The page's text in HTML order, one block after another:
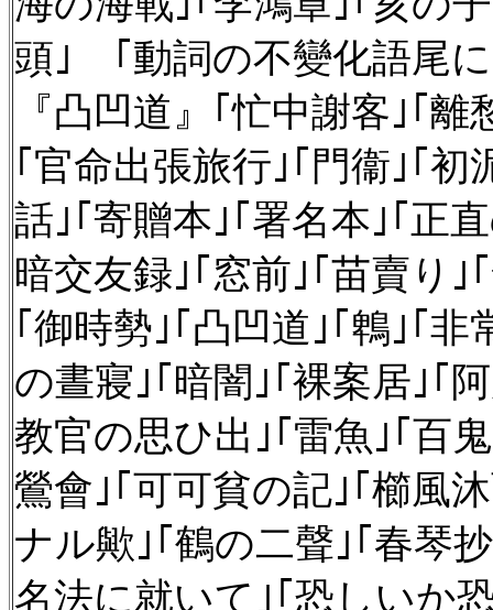
頭｣ ｢動詞の不變化語尾
『凸凹道』｢忙中謝客｣｢
｢官命出張旅行｣｢門衞｣｢初
話｣｢寄贈本｣｢署名本｣｢正
暗交友録｣｢窓前｣｢苗賣り｣
｢御時勢｣｢凸凹道｣｢鵯｣｢
の晝寢｣｢暗闇｣｢裸案居｣｢
教官の思ひ出｣｢雷魚｣｢百
鶯會｣｢可可貧の記｣｢櫛風
ナル歟｣｢鶴の二聲｣｢春琴
名法に就いて｣｢恐しいか